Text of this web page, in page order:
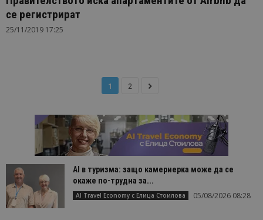
се регистрират
25/11/2019 17:25
1 2
AI в туризма: защо камериерка може да се
окаже по-трудна за...
AI Travel Economy с Елица Стоилова 05/08/2026 08:28